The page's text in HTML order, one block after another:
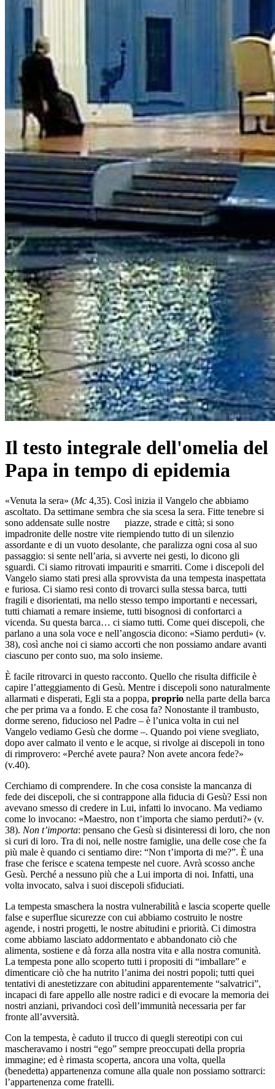
Il testo integrale dell'omelia del
Papa in tempo di epidemia
«Venuta la sera» (Mc 4,35). Così inizia il Vangelo che abbiamo
ascoltato. Da settimane sembra che sia scesa la sera. Fitte tenebre si
sono addensate sulle nostre piazze, strade e città; si sono
impadronite delle nostre vite riempiendo tutto di un silenzio
assordante e di un vuoto desolante, che paralizza ogni cosa al suo
passaggio: si sente nell’aria, si avverte nei gesti, lo dicono gli
sguardi. Ci siamo ritrovati impauriti e smarriti. Come i discepoli del
Vangelo siamo stati presi alla sprovvista da una tempesta inaspettata
e furiosa. Ci siamo resi conto di trovarci sulla stessa barca, tutti
fragili e disorientati, ma nello stesso tempo importanti e necessari,
tutti chiamati a remare insieme, tutti bisognosi di confortarci a
vicenda. Su questa barca… ci siamo tutti. Come quei discepoli, che
parlano a una sola voce e nell’angoscia dicono: «Siamo perduti» (v.
38), così anche noi ci siamo accorti che non possiamo andare avanti
ciascuno per conto suo, ma solo insieme.
È facile ritrovarci in questo racconto. Quello che risulta difficile è
capire l’atteggiamento di Gesù. Mentre i discepoli sono naturalmente
allarmati e disperati, Egli sta a poppa, proprio nella parte della barca
che per prima va a fondo. E che cosa fa? Nonostante il trambusto,
dorme sereno, fiducioso nel Padre – è l’unica volta in cui nel
Vangelo vediamo Gesù che dorme –. Quando poi viene svegliato,
dopo aver calmato il vento e le acque, si rivolge ai discepoli in tono
di rimprovero: «Perché avete paura? Non avete ancora fede?»
(v.40).
Cerchiamo di comprendere. In che cosa consiste la mancanza di
fede dei discepoli, che si contrappone alla fiducia di Gesù? Essi non
avevano smesso di credere in Lui, infatti lo invocano. Ma vediamo
come lo invocano: «Maestro, non t’importa che siamo perduti?» (v.
38). Non t’importa: pensano che Gesù si disinteressi di loro, che non
si curi di loro. Tra di noi, nelle nostre famiglie, una delle cose che fa
più male è quando ci sentiamo dire: “Non t’importa di me?”. È una
frase che ferisce e scatena tempeste nel cuore. Avrà scosso anche
Gesù. Perché a nessuno più che a Lui importa di noi. Infatti, una
volta invocato, salva i suoi discepoli sfiduciati.
La tempesta smaschera la nostra vulnerabilità e lascia scoperte quelle
false e superflue sicurezze con cui abbiamo costruito le nostre
agende, i nostri progetti, le nostre abitudini e priorità. Ci dimostra
come abbiamo lasciato addormentato e abbandonato ciò che
alimenta, sostiene e dà forza alla nostra vita e alla nostra comunità.
La tempesta pone allo scoperto tutti i propositi di “imballare” e
dimenticare ciò che ha nutrito l’anima dei nostri popoli; tutti quei
tentativi di anestetizzare con abitudini apparentemente “salvatrici”,
incapaci di fare appello alle nostre radici e di evocare la memoria dei
nostri anziani, privandoci così dell’immunità necessaria per far
fronte all’avversità.
Con la tempesta, è caduto il trucco di quegli stereotipi con cui
mascheravamo i nostri “ego” sempre preoccupati della propria
immagine; ed è rimasta scoperta, ancora una volta, quella
(benedetta) appartenenza comune alla quale non possiamo sottrarci:
l’appartenenza come fratelli.